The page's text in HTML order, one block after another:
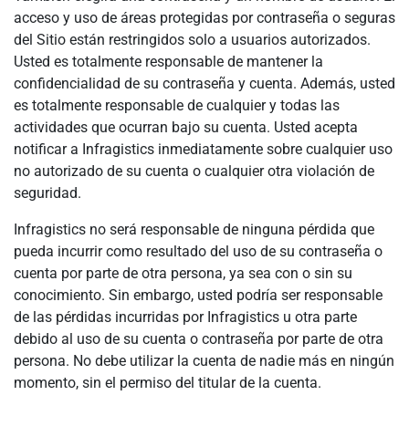
acceso y uso de áreas protegidas por contraseña o seguras
del Sitio están restringidos solo a usuarios autorizados.
Usted es totalmente responsable de mantener la
confidencialidad de su contraseña y cuenta. Además, usted
es totalmente responsable de cualquier y todas las
actividades que ocurran bajo su cuenta. Usted acepta
notificar a Infragistics inmediatamente sobre cualquier uso
no autorizado de su cuenta o cualquier otra violación de
seguridad.
Infragistics no será responsable de ninguna pérdida que
pueda incurrir como resultado del uso de su contraseña o
cuenta por parte de otra persona, ya sea con o sin su
conocimiento. Sin embargo, usted podría ser responsable
de las pérdidas incurridas por Infragistics u otra parte
debido al uso de su cuenta o contraseña por parte de otra
persona. No debe utilizar la cuenta de nadie más en ningún
momento, sin el permiso del titular de la cuenta.